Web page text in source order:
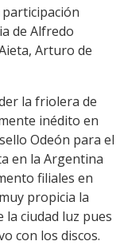
participación
de Alfredo
Arturo de
la friolera de
inédito en
Odeón para el
en la Argentina
filiales en
propicia la
la ciudad luz pues
con los discos.